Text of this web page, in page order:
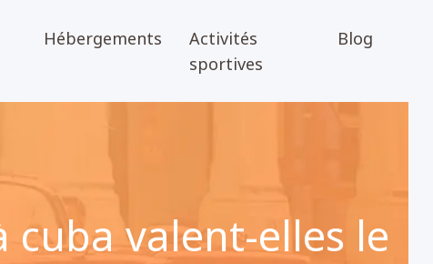
Hébergements
Activités
sportives
Blog
cuba valent-elles le